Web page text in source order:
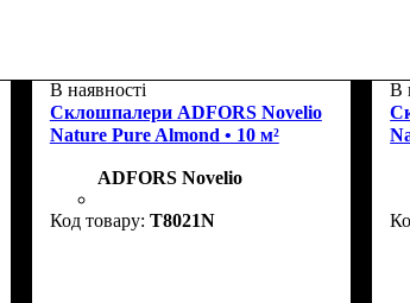
В наявності
Склошпалери ADFORS Novelio
Nature Pure Almond • 10 м²
ADFORS Novelio
T8021N
В